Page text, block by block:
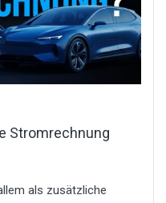
Stromrechnung
als zusätzliche